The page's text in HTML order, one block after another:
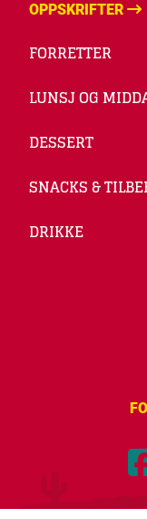
OPPSKRIFTER
FORRETTER
LUNSJ OG
DESSERT
SNACKS &
DRIKKE